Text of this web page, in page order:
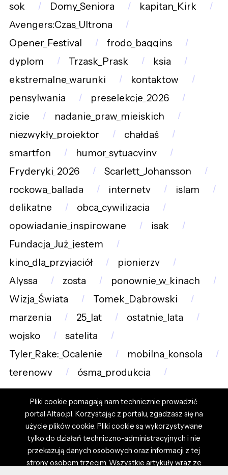
sok
Domy_Seniora
kapitan_Kirk
Avengers:Czas_Ultrona
Opener_Festival
frodo_baggins
dyplom
Trzask_Prask
ksia
ekstremalne_warunki
kontaktow
pensylwania
preselekcje_2026
zicie
nadanie_praw_miejskich
niezwykły_projektor
chałdaś
smartfon
humor_sytuacyjny
Fryderyki_2026
Scarlett_Johansson
rockowa_ballada
internety
islam
delikatne
obca_cywilizacja
opowiadanie_inspirowane
isak
Fundacja_Już_jestem
kino_dla_przyjaciół
pionierzy
Alyssa
zosta
ponownie_w_kinach
Wizja_Świata
Tomek_Dąbrowski
marzenia
25_lat
ostatnie_lata
wojsko
satelita
Tyler_Rake:_Ocalenie
mobilna_konsola
terenowy
ósma_produkcja
Pliki cookie pomagają nam technicznie prowadzić
portal Altao.pl. Korzystając z portalu, zgadzasz się na
użycie plików cookie. Pliki cookie są wykorzystywane
tylko do działań techniczno-administracyjnych i nie
przekazują danych osobowych oraz informacji z tej
strony osobom trzecim. Wszystkie artykuły wraz ze